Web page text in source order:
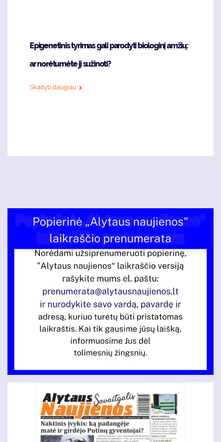
Epigenetinis tyrimas gali parodyti biologinį amžių:
ar norėtumėte jį sužinoti?
Skaityti daugiau